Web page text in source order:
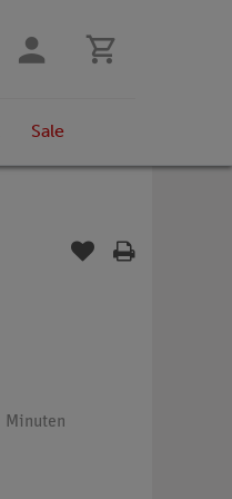
Sale
Minuten